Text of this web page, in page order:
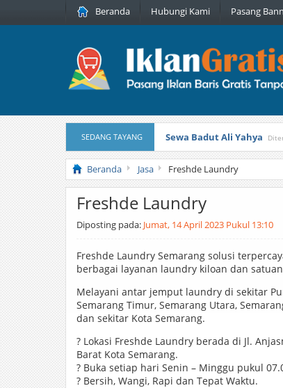
Beranda Hubungi Kami Pasang
SEDANG TAYANG Sewa Badut Ali Yahya
Honda Brio 1.3 E AT CBU
Beranda Jasa Freshde Laundry
Freshde Laundry
Diposting pada: Jumat, 14 April 2023 Pukul 13:10
Freshde Laundry Semarang solusi
berbagai layanan laundry kiloan dan
Melayani antar jemput laundry di sekitar
Semarang Timur, Semarang Utara,
dan sekitar Kota Semarang.
? Lokasi Freshde Laundry berada di Jl.
Barat Kota Semarang.
? Buka setiap hari Senin – Minggu pukul
? Bersih, Wangi, Rapi dan Tepat Waktu.